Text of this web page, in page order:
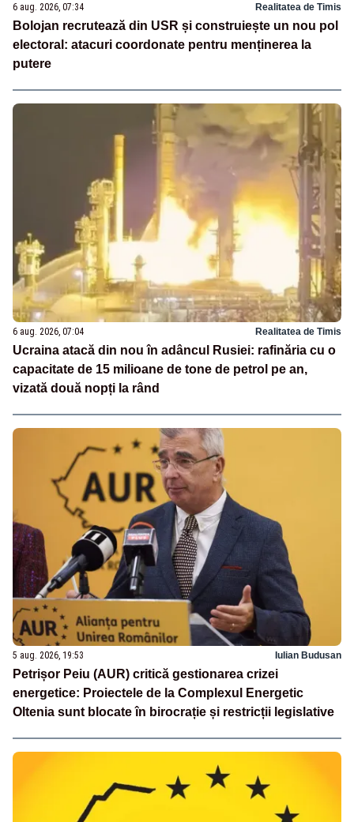
6 aug. 2026, 07:34 Realitatea de Timis
Bolojan recrutează din USR și construiește un nou pol
electoral: atacuri coordonate pentru menținerea la
putere
6 aug. 2026, 07:04 Realitatea de Timis
Ucraina atacă din nou în adâncul Rusiei: rafinăria cu o
capacitate de 15 milioane de tone de petrol pe an,
vizată două nopți la rând
5 aug. 2026, 19:53 Iulian Budusan
Petrișor Peiu (AUR) critică gestionarea crizei
energetice: Proiectele de la Complexul Energetic
Oltenia sunt blocate în birocrație și restricții legislative